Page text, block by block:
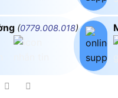
(0779.008.018)